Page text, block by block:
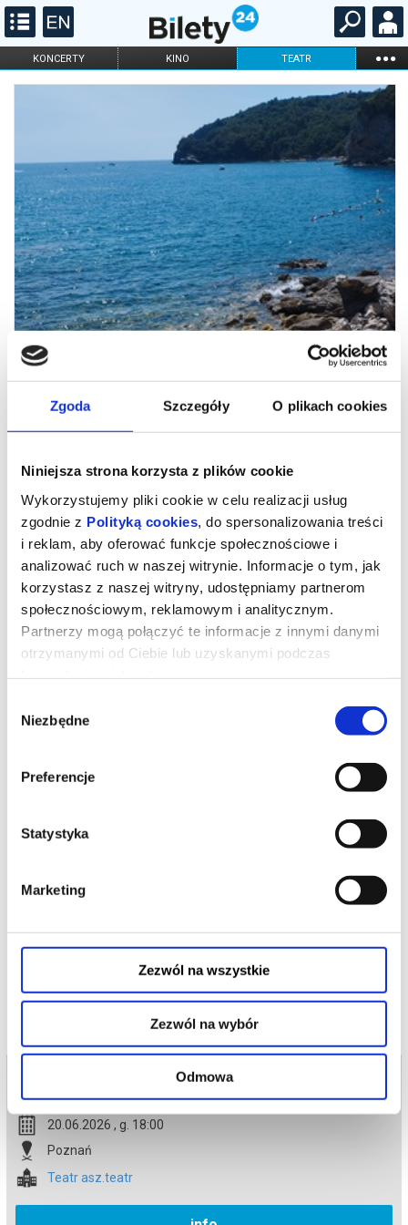
Zgoda Szczegóły O plikach cookies
Niniejsza strona korzysta z plików cookie
Wykorzystujemy pliki cookie w celu realizacji usług
zgodnie z Polityką cookies , do spersonalizowania treści
i reklam, aby oferować funkcje społecznościowe i
analizować ruch w naszej witrynie. Informacje o tym, jak
korzystasz z naszej witryny, udostępniamy partnerom
społecznościowym, reklamowym i analitycznym.
Partnerzy mogą połączyć te informacje z innymi danymi
otrzymanymi od Ciebie lub uzyskanymi podczas
zgody
Niezbędne
Preferencje
Statystyka
Marketing
Zezwól na wszystkie
Zezwól na wybór
Odmowa
KONCERTY KINO TEATR ...
FILHARMONIA OPERA I BALET
WCZASY POD GRUSZĄ / wakacyjny
spektakl muzyczny
Gdy nadciąga lato, w pewnej firmie każdy marzy o wakacjach.
Co na to Prezes Wacław i jego małżonka Prezesowa Jadwiga?
Na scenie plejada aktorów Asz.Teatru:
Julita Banaśkiewicz / Tadeusz Sławomir Lisiecki / Marta
Bączkowska / Marta Szmytkowska / Wojciech Bartkowiak / Lidia
Kołodziajczak / oraz Hanna Umbreit / Artur Zakrzewski
Bezpieczne zakupy w Bilety24. W przypadku odwołania
potwierdzony komunikatem wysyłanym na adres e-mail, podany
20.06.2026 , g. 18:00 (sobota)
20.06.2026 , g. 18:00
Poznań
Teatr asz.teatr